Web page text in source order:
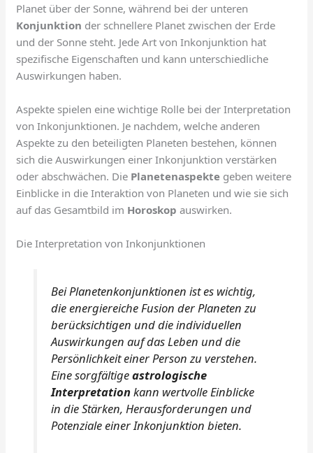
Planet über der Sonne, während bei der unteren
Konjunktion der schnellere Planet zwischen der Erde
und der Sonne steht. Jede Art von Inkonjunktion hat
spezifische Eigenschaften und kann unterschiedliche
Auswirkungen haben.
Aspekte spielen eine wichtige Rolle bei der Interpretation
von Inkonjunktionen. Je nachdem, welche anderen
Aspekte zu den beteiligten Planeten bestehen, können
sich die Auswirkungen einer Inkonjunktion verstärken
oder abschwächen. Die Planetenaspekte geben weitere
Einblicke in die Interaktion von Planeten und wie sie sich
auf das Gesamtbild im Horoskop auswirken.
Die Interpretation von Inkonjunktionen
Bei Planetenkonjunktionen ist es wichtig,
die energiereiche Fusion der Planeten zu
berücksichtigen und die individuellen
Auswirkungen auf das Leben und die
Persönlichkeit einer Person zu verstehen.
Eine sorgfältigeastrologische
Interpretation kann wertvolle Einblicke
in die Stärken, Herausforderungen und
Potenziale einer Inkonjunktion bieten.